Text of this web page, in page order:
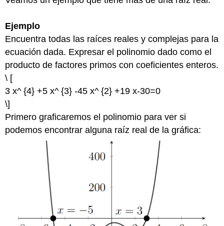
Ejemplo
Encuentra todas las raíces reales y complejas para la
ecuación dada. Expresar el polinomio dado como el
producto de factores primos con coeficientes enteros.
\ [
3 x^ {4} +5 x^ {3} -45 x^ {2} +19 x-30=0
\]
Primero graficaremos el polinomio para ver si
podemos encontrar alguna raíz real de la gráfica: